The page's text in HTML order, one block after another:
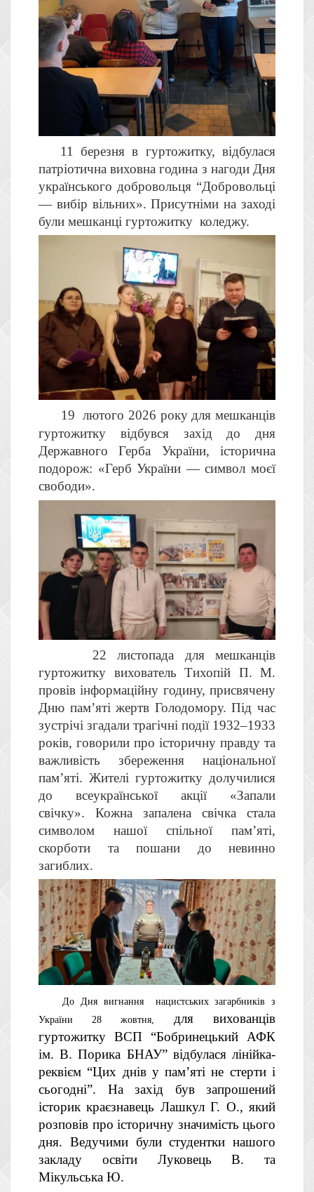
11 березня в гуртожитку, відбулася
патріотична виховна година з нагоди Дня
українського добровольця “Добровольці
— вибір вільних». Присутніми на заході
були мешканці гуртожитку коледжу.
19 лютого 2026 року для мешканців
гуртожитку відбувся захід до дня
Державного Герба України, історична
подорож: «Герб України — символ моєї
свободи».
22 листопада для мешканців
гуртожитку вихователь Тихопій П. М.
провів інформаційну годину, присвячену
Дню пам’яті жертв Голодомору. Під час
зустрічі згадали трагічні події 1932–1933
років, говорили про історичну правду та
важливість збереження національної
пам’яті. Жителі гуртожитку долучилися
до всеукраїнської акції «Запали
свічку». Кожна запалена свічка стала
символом нашої спільної пам’яті,
скорботи та пошани до невинно
загиблих.
До Дня вигнання нацистських загарбників з
України 28 жовтня,
для вихованців
гуртожитку ВСП “Бобринецький АФК
ім. В. Порика БНАУ” відбулася лінійка-
реквієм “Цих днів у пам’яті не стерти і
сьогодні”. На захід був запрошений
історик краєзнавець Лашкул Г. О., який
розповів про історичну значимість цього
дня. Ведучими були студентки нашого
закладу освіти Луковець В. та
Мікульська Ю.